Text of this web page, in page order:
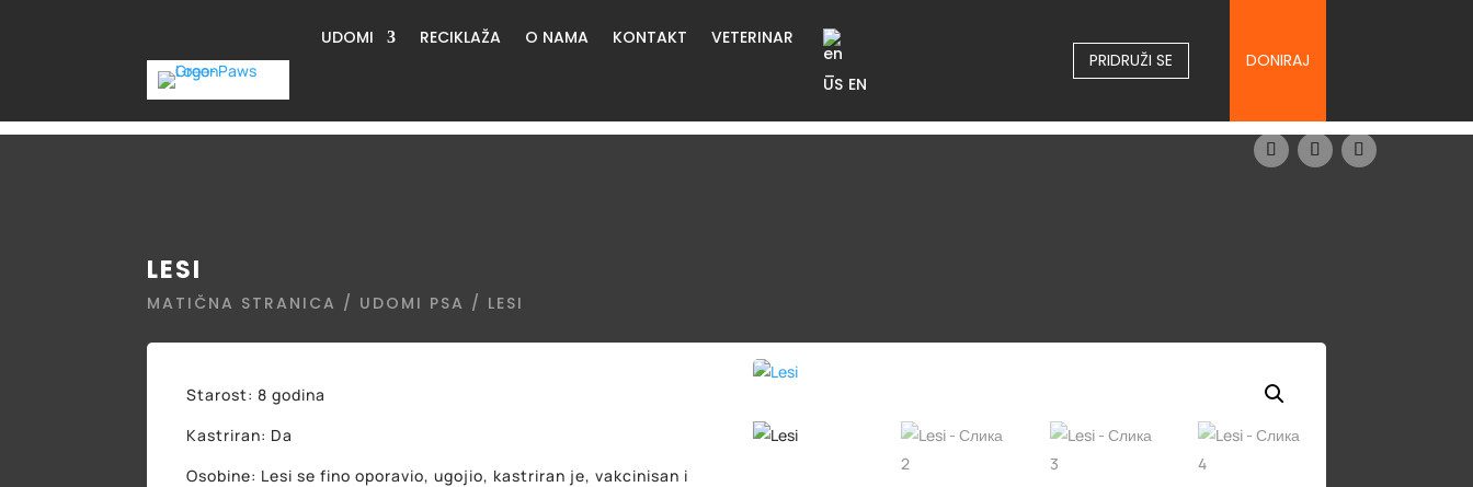
UDOMI RECIKLAŽA O NAMA KONTAKT VETERINAR
EN
PRIDRUŽI SE DONIRAJ
LESI
MATIČNA STRANICA / UDOMI PSA / LESI
Starost: 8 godina
Kastriran: Da
Osobine: Lesi se fino oporavio, ugojio, kastriran je, vakcinisan i